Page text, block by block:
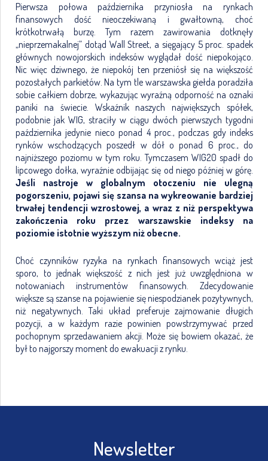
Pierwsza połowa października przyniosła na rynkach
finansowych dość nieoczekiwaną i gwałtowną, choć
krótkotrwałą burzę. Tym razem zawirowania dotknęły
„nieprzemakalnej” dotąd Wall Street, a sięgający 5 proc. spadek
głównych nowojorskich indeksów wyglądał dość niepokojąco.
Nic więc dziwnego, że niepokój ten przeniósł się na większość
pozostałych parkietów. Na tym tle warszawska giełda poradziła
sobie całkiem dobrze, wykazując wyraźną odporność na oznaki
paniki na świecie. Wskaźnik naszych największych spółek,
podobnie jak WIG, straciły w ciągu dwóch pierwszych tygodni
października jedynie nieco ponad 4 proc., podczas gdy indeks
rynków wschodzących poszedł w dół o ponad 6 proc., do
najniższego poziomu w tym roku. Tymczasem WIG20 spadł do
lipcowego dołka, wyraźnie odbijając się od niego później w górę.
Jeśli nastroje w globalnym otoczeniu nie ulegną
pogorszeniu, pojawi się szansa na wykreowanie bardziej
trwałej tendencji wzrostowej, a wraz z niż perspektywa
zakończenia roku przez warszawskie indeksy na
poziomie istotnie wyższym niż obecne.
Choć czynników ryzyka na rynkach finansowych wciąż jest
sporo, to jednak większość z nich jest już uwzględniona w
notowaniach instrumentów finansowych. Zdecydowanie
większe są szanse na pojawienie się niespodzianek pozytywnych,
niż negatywnych. Taki układ preferuje zajmowanie długich
pozycji, a w każdym razie powinien powstrzymywać przed
pochopnym sprzedawaniem akcji. Może się bowiem okazać, że
był to najgorszy moment do ewakuacji z rynku.
Newsletter